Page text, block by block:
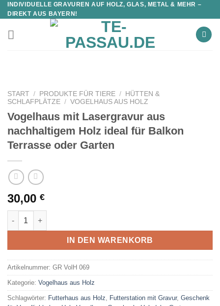
INDIVIDUELLE GRAVUREN AUF HOLZ, GLAS, METAL & MEHR –
DIREKT AUS BAYERN!
START / PRODUKTE FÜR TIERE /
HÜTTEN &
SCHLAFPLÄTZE / VOGELHAUS AUS HOLZ
Vogelhaus mit Lasergravur aus
nachhaltigem Holz ideal für Balkon
Terrasse oder Garten
30,00 €
Vogelhaus mit Lasergravur aus nachhaltigem Holz ideal für
IN DEN WARENKORB
Artikelnummer: GR VolH 069
Kategorie: Vogelhaus aus Holz
Schlagwörter: Futterhaus aus Holz, Futterstation mit Gravur, Geschenk